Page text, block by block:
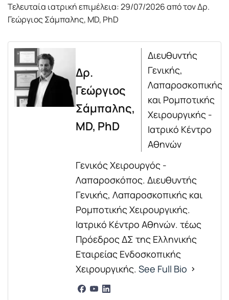
Τελευταία ιατρική επιμέλεια: 29/07/2026 από τον Δρ.
Γεώργιος Σάμπαλης, MD, PhD
Δρ.
Γεώργιος
Σάμπαλης,
MD, PhD
Διευθυντής
Γενικής,
Λαπαροσκοπικής
και Ρομποτικής
Χειρουργικής -
Ιατρικό Κέντρο
Αθηνών
Γενικός Χειρουργός -
Λαπαροσκόπος. Διευθυντής
Γενικής, Λαπαροσκοπικής και
Ρομποτικής Χειρουργικής.
Ιατρικό Κέντρο Αθηνών. τέως
Πρόεδρος ΔΣ της Ελληνικής
Εταιρείας Ενδοσκοπικής
Χειρουργικής. See Full Bio